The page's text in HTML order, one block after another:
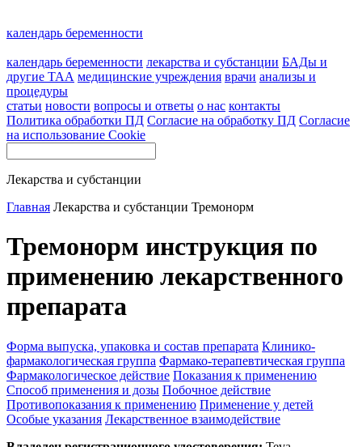
календарь беременности
календарь беременности лекарства и субстанции БАДы и
другие ТАА медицинские учреждения врачи анализы и
процедуры
статьи новости вопросы и ответы о нас контакты
Политика обработки ПД Согласие на обработку ПД Согласие
на использование Cookie
Лекарства и субстанции
Главная Лекарства и субстанции Тремонорм
Тремонорм инструкция по
применению лекарственного
препарата
Форма выпуска, упаковка и состав препарата Клинико-
фармакологическая группа Фармако-терапевтическая группа
Фармакологическое действие Показания к применению
Способ применения и дозы Побочное действие
Противопоказания к применению Применение у детей
Особые указания Лекарственное взаимодействие